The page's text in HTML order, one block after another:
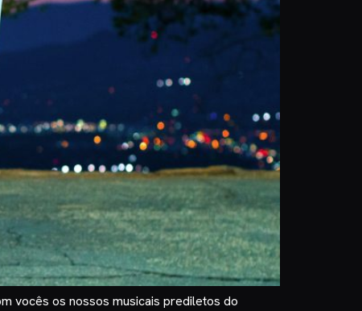
vocês os nossos musicais prediletos do